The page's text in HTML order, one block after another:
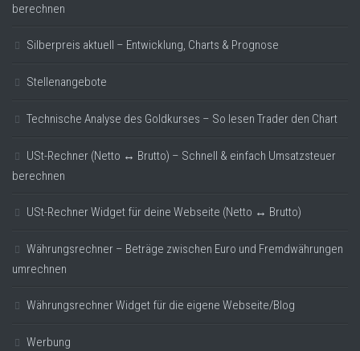
berechnen
Silberpreis aktuell – Entwicklung, Charts & Prognose
Stellenangebote
Technische Analyse des Goldkurses – So lesen Trader den Chart
USt-Rechner (Netto ↔ Brutto) – Schnell & einfach Umsatzsteuer
berechnen
USt-Rechner Widget für deine Webseite (Netto ↔ Brutto)
Währungsrechner – Beträge zwischen Euro und Fremdwährungen
umrechnen
Währungsrechner Widget für die eigene Webseite/Blog
Werbung